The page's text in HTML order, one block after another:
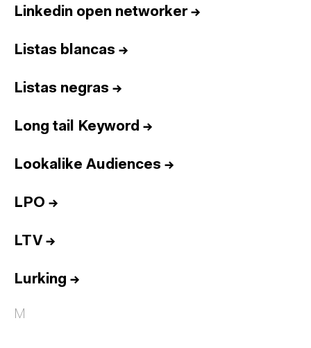
Linkedin open networker→
Listas blancas →
Listas negras →
Long tail Keyword →
Lookalike Audiences →
LPO →
LTV →
Lurking →
M